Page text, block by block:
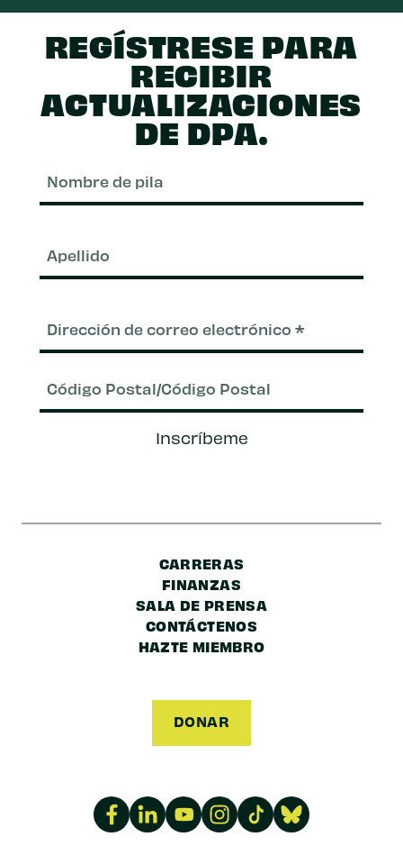
REGÍSTRESE PARA
RECIBIR
ACTUALIZACIONES
DE DPA.
electrónico(Requerido)
Postal/CódigoInscríbeme
CARRERAS
FINANZAS
SALA DE PRENSA
CONTÁCTENOS
HAZTE MIEMBRO
DONAR